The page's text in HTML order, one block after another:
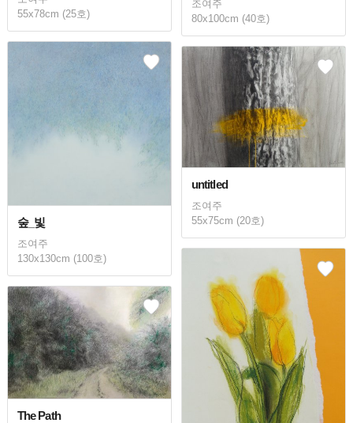
조여주
80x100cm (40호)
55x78cm (25호)
숲_빛
조여주
130x130cm (100호)
untitled
조여주
55x75cm (20호)
The Path